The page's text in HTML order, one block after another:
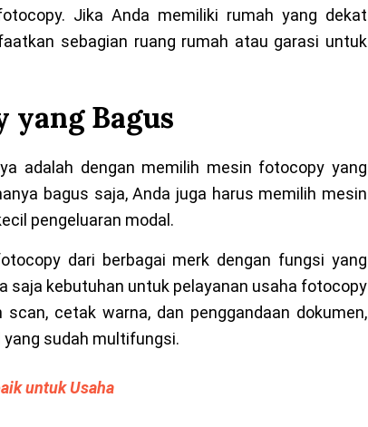
Jika Anda memiliki rumah yang dekat
sebagian ruang rumah atau garasi untuk
yang Bagus
adalah dengan memilih mesin fotocopy yang
bagus saja, Anda juga harus memilih mesin
pengeluaran modal.
dari berbagai merk dengan fungsi yang
saja kebutuhan untuk pelayanan usaha fotocopy
cetak warna, dan penggandaan dokumen,
sudah multifungsi.
untuk Usaha